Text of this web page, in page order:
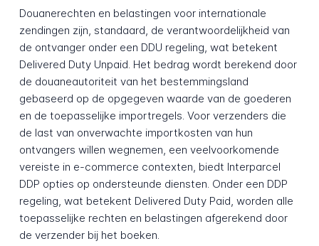
Douanerechten en belastingen voor internationale
zendingen zijn, standaard, de verantwoordelijkheid van
de ontvanger onder een DDU regeling, wat betekent
Delivered Duty Unpaid. Het bedrag wordt berekend door
de douaneautoriteit van het bestemmingsland
gebaseerd op de opgegeven waarde van de goederen
en de toepasselijke importregels. Voor verzenders die
de last van onverwachte importkosten van hun
ontvangers willen wegnemen, een veelvoorkomende
vereiste in e-commerce contexten, biedt Interparcel
DDP opties op ondersteunde diensten. Onder een DDP
regeling, wat betekent Delivered Duty Paid, worden alle
toepasselijke rechten en belastingen afgerekend door
de verzender bij het boeken.